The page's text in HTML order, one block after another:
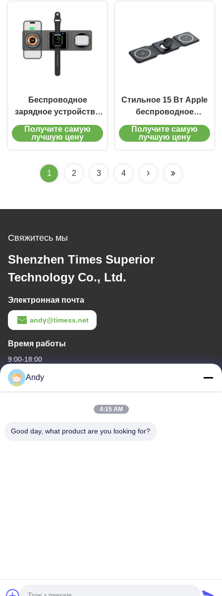
Android Черно-белый
Беспроводное
зарядное устройство
для путешествий
мощностью 15 Вт
Получите самую
лучшую цену
Стильное 15 Вт Apple
беспроводное
зарядное устройство
для путешествий
зарядное устройство
Получите самую
лучшую цену
1 2 3 4
Свяжитесь мы
Shenzhen Times Superior
Technology Co., Ltd.
Электронная почта
andy@timess.net
Время работы
9:00-18:00
Наш адрес
4668, 4-й этаж, здание Нанфан, промышленная зона Шанбу,
Andy
4:15 AM
Good day, what product are you looking for?